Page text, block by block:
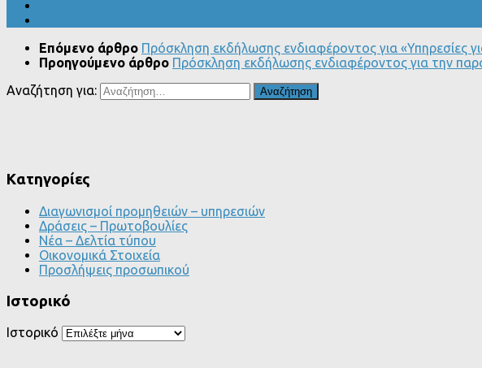
Επόμενο άρθρο Πρόσκληση εκδήλωσης ενδιαφέροντος για «Υπηρεσίες
Προηγούμενο άρθρο Πρόσκληση εκδήλωσης ενδιαφέροντος για την
Αναζήτηση για:
Kατηγορίες
Διαγωνισμοί προμηθειών – υπηρεσιών
Δράσεις – Πρωτοβουλίες
Νέα – Δελτία τύπου
Οικονομικά Στοιχεία
Προσλήψεις προσωπικού
Ιστορικό
Ιστορικό